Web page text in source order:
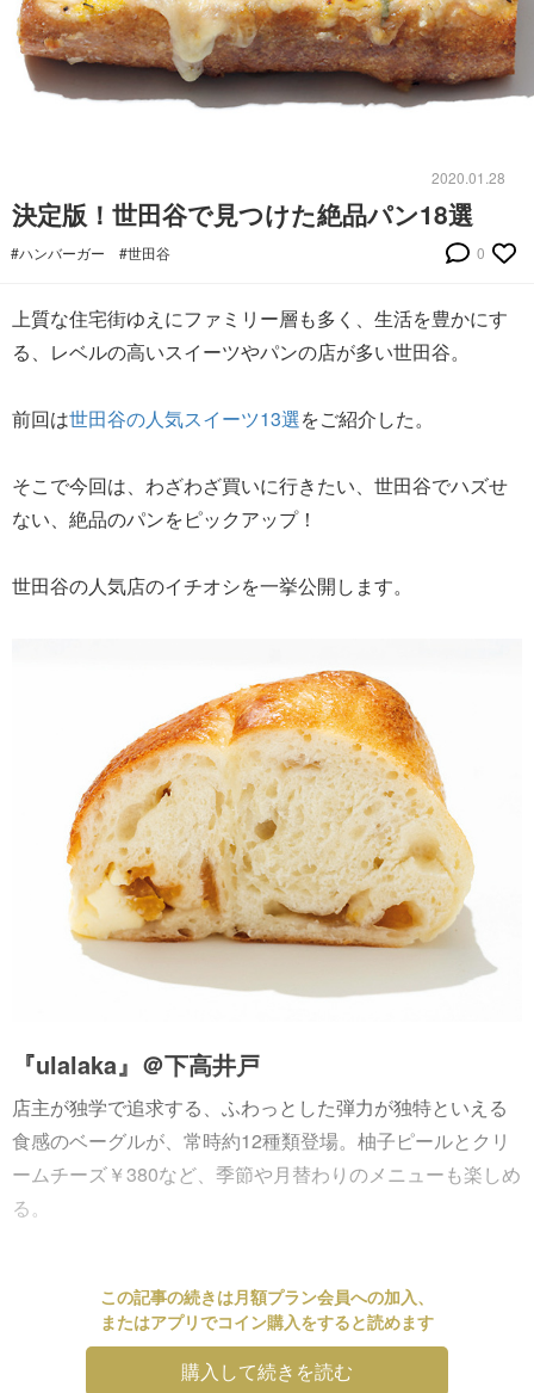
2020.01.28
決定版！世田谷で見つけた絶品パン18選
#ハンバーガー #世田谷 0
上質な住宅街ゆえにファミリー層も多く、生活を豊かにす
る、レベルの高いスイーツやパンの店が多い世田谷。
前回は世田谷の人気スイーツ13選をご紹介した。
そこで今回は、わざわざ買いに行きたい、世田谷でハズせ
ない、絶品のパンをピックアップ！
世田谷の人気店のイチオシを一挙公開します。
『ulalaka』＠下高井戸
店主が独学で追求する、ふわっとした弾力が独特といえる
食感のベーグルが、常時約12種類登場。柚子ピールとクリ
ームチーズ￥380など、季節や月替わりのメニューも楽しめ
る。
この記事の続きは月額プラン会員への加入、
またはアプリでコイン購入をすると読めます
購入して続きを読む